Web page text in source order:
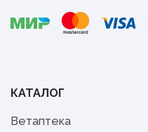
КАТАЛОГ
Ветаптека